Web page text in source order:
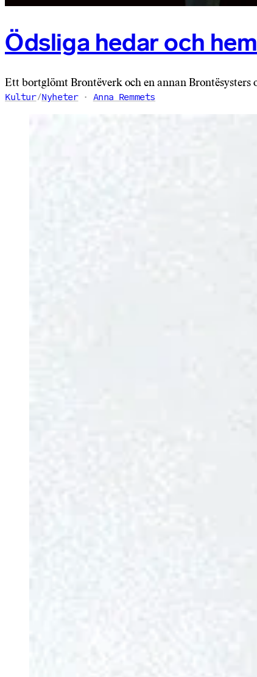
Ödsliga hedar och
Ett bortglömt Brontëverk och en annan
Kultur/Nyheter Anna Remmets